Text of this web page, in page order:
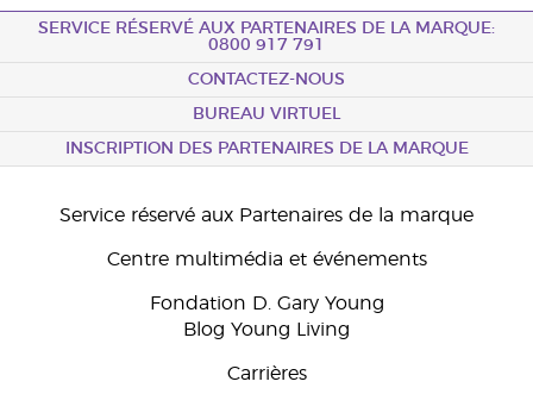
SERVICE RÉSERVÉ AUX PARTENAIRES DE LA MARQUE:
0800 917 791
CONTACTEZ-NOUS
BUREAU VIRTUEL
INSCRIPTION DES PARTENAIRES DE LA MARQUE
Service réservé aux Partenaires de la marque
Centre multimédia et événements
Fondation D. Gary Young
Blog Young Living
Carrières